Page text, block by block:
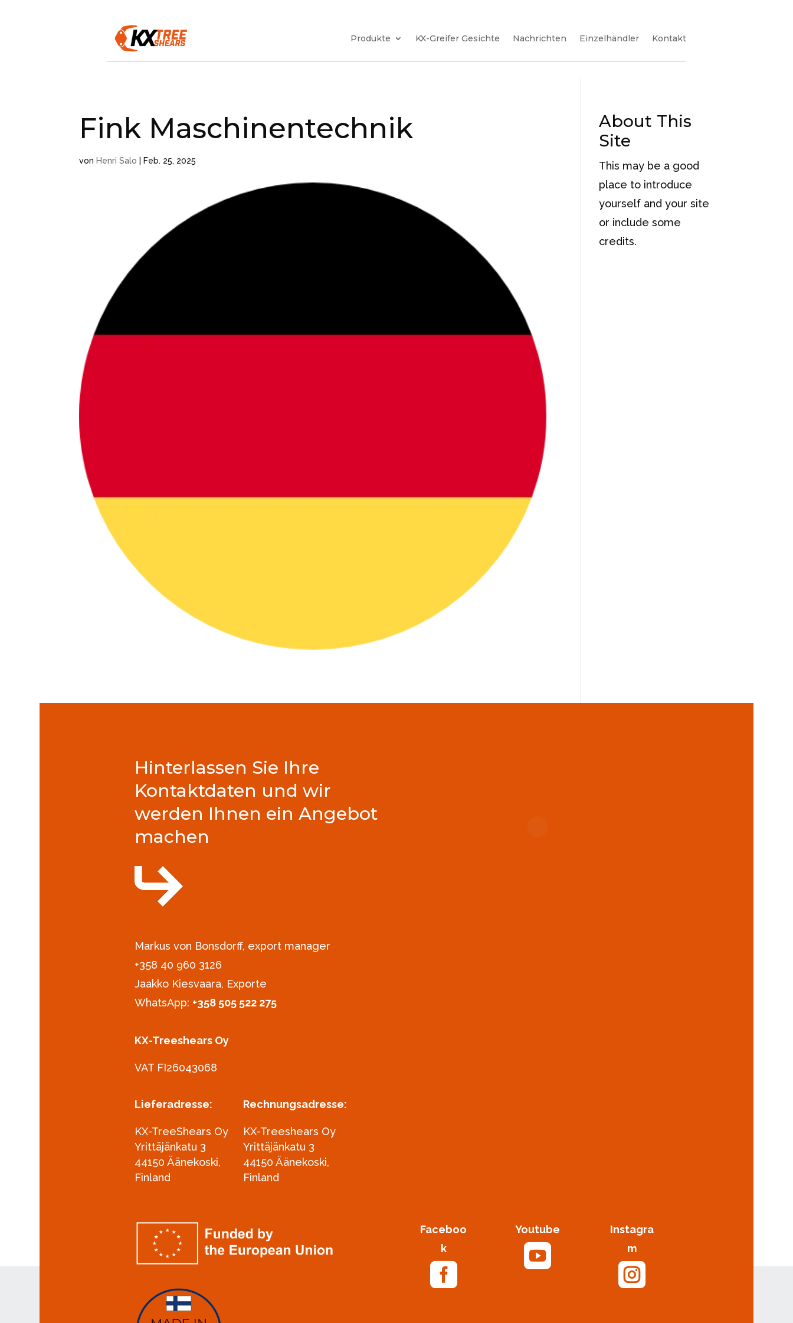
Produkte KX-Greifer Gesichte Nachrichten Einzelhändler Kontakt
Fink Maschinentechnik
von Henri Salo Feb. 25, 2025
About This
Site
This may be a good
place to introduce
yourself and your site
or include some
credits.
Hinterlassen Sie Ihre
Kontaktdaten und wir
werden Ihnen ein Angebot
machen
Markus von Bonsdorff, export manager
+358 40 960 3126‪
Jaakko Kiesvaara, Exporte
WhatsApp: +358 505 522 275
KX-Treeshears Oy
VAT FI26043068
Lieferadresse:
KX-TreeShears Oy
Yrittäjänkatu 3
44150 Äänekoski,
Finland
Rechnungsadresse:
KX-Treeshears Oy
Yrittäjänkatu 3
44150 Äänekoski,
Finland
Faceboo
k

Youtube

Instagra
m
